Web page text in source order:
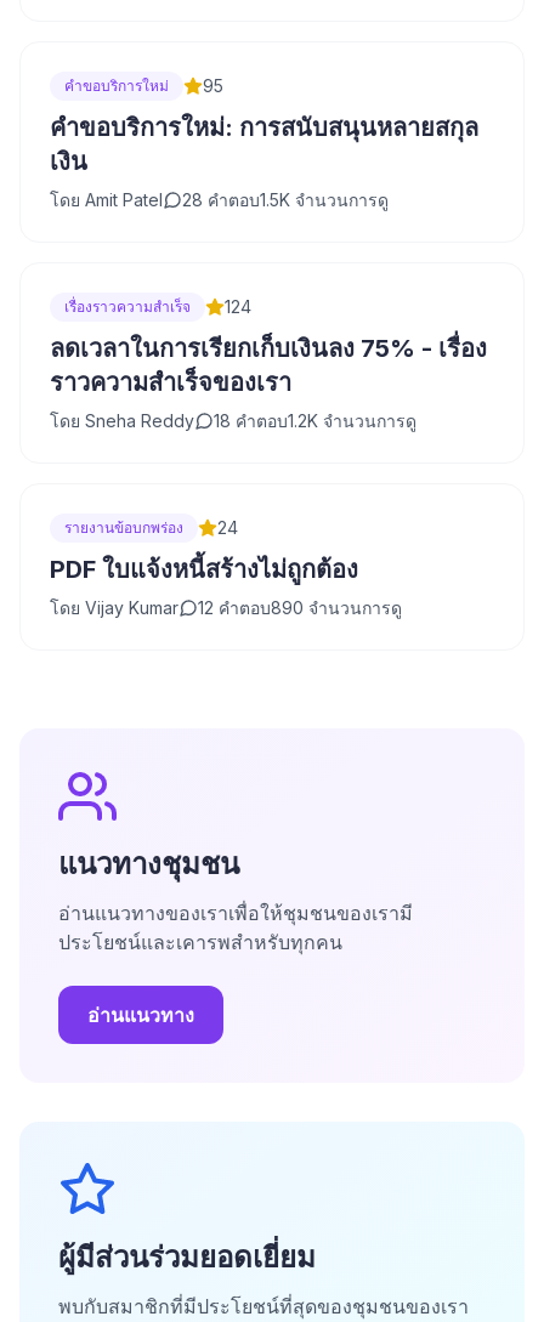
คำขอบริการใหม่ 95
คำขอบริการใหม่: การสนับสนุนหลายสกุล
เงิน
โดย Amit Patel 28 คำตอบ1.5K จำนวนการดู
เรื่องราวความสำเร็จ 124
ลดเวลาในการเรียกเก็บเงินลง 75% - เรื่อง
ราวความสำเร็จของเรา
โดย Sneha Reddy 18 คำตอบ1.2K จำนวนการดู
รายงานข้อบกพร่อง 24
PDF ใบแจ้งหนี้สร้างไม่ถูกต้อง
โดย Vijay Kumar 12 คำตอบ890 จำนวนการดู
แนวทางชุมชน
อ่านแนวทางของเราเพื่อให้ชุมชนของเรามี
ประโยชน์และเคารพสำหรับทุกคน
อ่านแนวทาง
ผู้มีส่วนร่วมยอดเยี่ยม
พบกับสมาชิกที่มีประโยชน์ที่สุดของชุมชนของเรา